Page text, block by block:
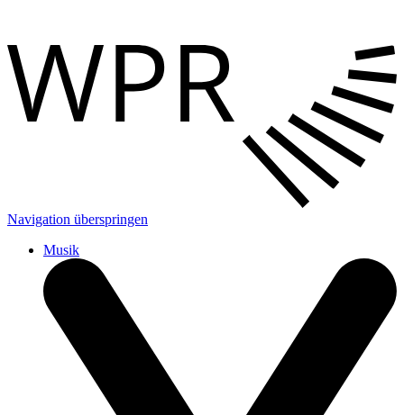
Navigation überspringen
Musik